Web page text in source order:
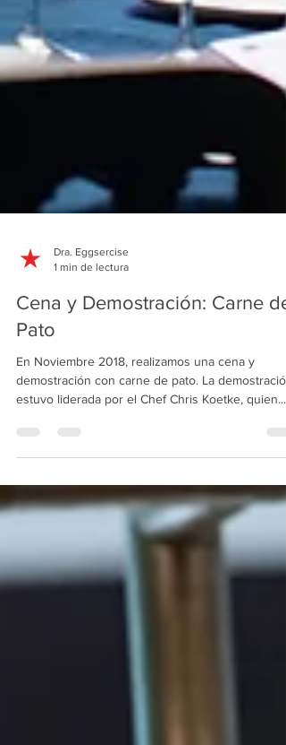
1 min de lectura
Cena y Demostración: Carne de
Pato
En Noviembre 2018, realizamos una cena y
demostración con carne de pato. La demostración
estuvo liderada por el Chef Chris Koetke, quien...